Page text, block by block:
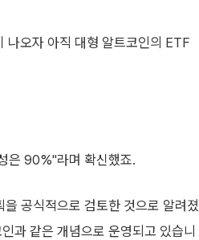
나오자 아직 대형 알트코인의 ETF
은 90%"라며 확신했죠.
공식적으로 검토한 것으로 알려졌
과 같은 개념으로 운영되고 있습니